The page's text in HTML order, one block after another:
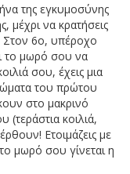
της εγκυμοσύνης
μέχρι να κρατήσεις
Στον 6ο, υπέροχο
το μωρό σου να
σου, έχεις μια
του πρώτου
στο μακρινό
(τεράστια κοιλιά,
Ετοιμάζεις με
μωρό σου γίνεται η